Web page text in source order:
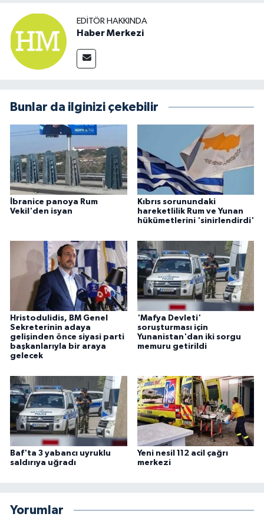
EDITÖR HAKKINDA
Haber Merkezi
Bunlar da ilginizi çekebilir
İbranice panoya Rum
Vekil'den isyan
Kıbrıs sorunundaki
hareketlilik Rum ve Yunan
hükümetlerini 'sinirlendirdi'
Hristodulidis, BM Genel
Sekreterinin adaya
gelişinden önce siyasi parti
başkanlarıyla bir araya
gelecek
'Mafya Devleti'
soruşturması için
Yunanistan'dan iki sorgu
memuru getirildi
Baf'ta 3 yabancı uyruklu
saldırıya uğradı
Yeni nesil 112 acil çağrı
merkezi
Yorumlar